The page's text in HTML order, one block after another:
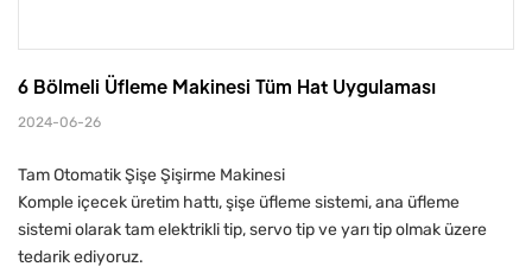
6 Bölmeli Üfleme Makinesi Tüm Hat Uygulaması
2024-06-26
Tam Otomatik Şişe Şişirme Makinesi
Komple içecek üretim hattı, şişe üfleme sistemi, ana üfleme
sistemi olarak tam elektrikli tip, servo tip ve yarı tip olmak üzere
tedarik ediyoruz.